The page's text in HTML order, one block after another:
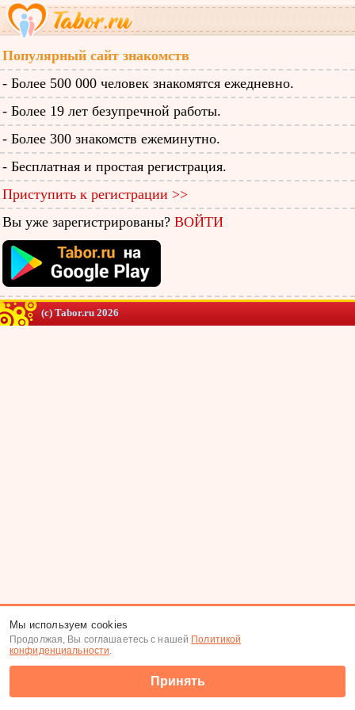
Популярный сайт знакомств
- Более 500 000 человек знакомятся ежедневно.
- Более 19 лет безупречной работы.
- Более 300 знакомств ежеминутно.
- Бесплатная и простая регистрация.
Приступить к регистрации >>
Вы уже зарегистрированы? ВОЙТИ
(c) Tabor.ru 2026
Мы используем cookies
Продолжая, Вы соглашаетесь с нашей Политикой
конфиденциальности.
Принять